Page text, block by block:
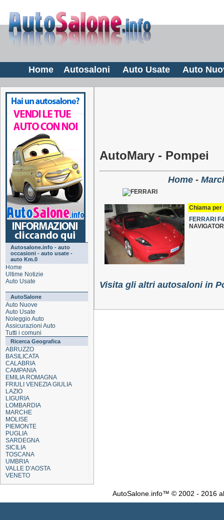
Home Autosaloni Auto Usate Auto
Autosalone.info - auto
occasioni - auto usate -
auto Km.0
Home
Ultime Notizie
Auto Usate
AutoSalone
Auto Nuove
Auto Usate
Noleggio Auto
Assicurazioni Auto
Tutti i comuni
Ricerca Geografica
ABRUZZO
BASILICATA
CALABRIA
CAMPANIA
EMILIA ROMAGNA
FRIULI VENEZIA GIULIA
LAZIO
LIGURIA
LOMBARDIA
MARCHE
MOLISE
PIEMONTE
PUGLIA
SARDEGNA
SICILIA
TOSCANA
UMBRIA
VALLE D'AOSTA
VENETO
AutoMary - Pompei
Home -
Chiama per
FERRARI
Visita gli altri autosaloni in
AutoSalone.info™ © 2002 - 2016